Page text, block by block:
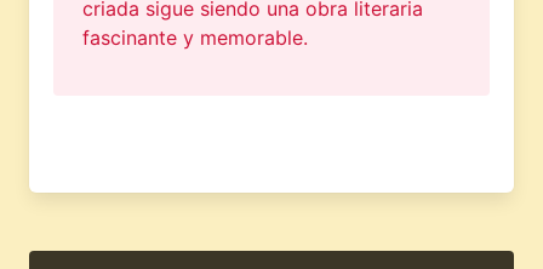
criada sigue siendo una obra literaria
fascinante y memorable.